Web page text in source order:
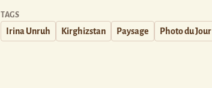
TAGS
Irina Unruh Kirghizstan Paysage Photo du Jour